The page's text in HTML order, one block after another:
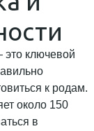
это ключевой
к родам.
около 150
в